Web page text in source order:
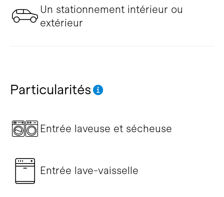
Un stationnement intérieur ou
extérieur
Particularités
Entrée laveuse et sécheuse
Entrée lave-vaisselle